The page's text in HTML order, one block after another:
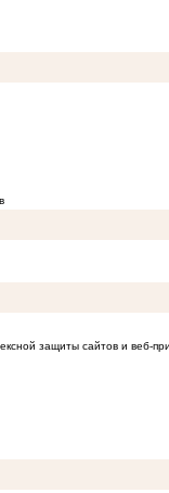
защиты сайтов и веб-